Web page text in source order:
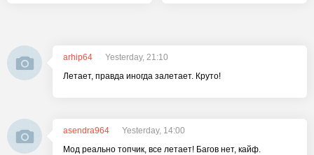
arhip64
Yesterday, 21:10
Летает, правда иногда залетает. Круто!
asendra964
Yesterday, 14:00
Мод реально топчик, все летает! Багов нет, кайф.